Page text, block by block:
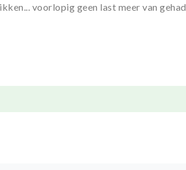
voorlopig geen last meer van gehad